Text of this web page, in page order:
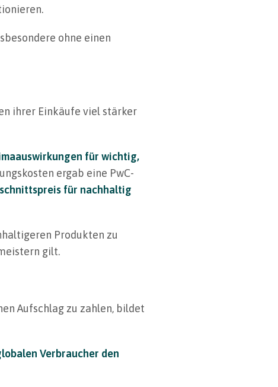
ohne einen
ihrer Einkäufe viel stärker
für wichtig,
ergab eine PwC-
für nachhaltig
Produkten zu
gilt.
Aufschlag zu zahlen, bildet
Verbraucher den